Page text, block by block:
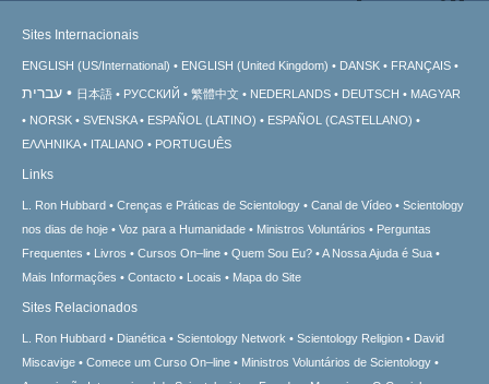
Sites Internacionais
ENGLISH (US/International) ENGLISH (United Kingdom) DANSK FRANÇAIS
עברית 日本語 РУССКИЙ 繁體中文 NEDERLANDS DEUTSCH
MAGYAR
NORSK
SVENSKA ESPAÑOL (LATINO)
ESPAÑOL (CASTELLANO)
ΕΛΛΗΝΙΚA
ITALIANO PORTUGUÊS
Links
L. Ron Hubbard Crenças e Práticas de Scientology Canal de Vídeo
Scientology
nos dias de hoje
Voz para a Humanidade Ministros Voluntários
Perguntas
Frequentes
Livros Cursos On–line Quem Sou Eu?
A Nossa Ajuda é Sua
Mais Informações
Contacto Locais Mapa do Site
Sites Relacionados
L. Ron Hubbard Dianética Scientology Network Scientology Religion
David
Miscavige
Comece um Curso On–line
Ministros Voluntários de Scientology